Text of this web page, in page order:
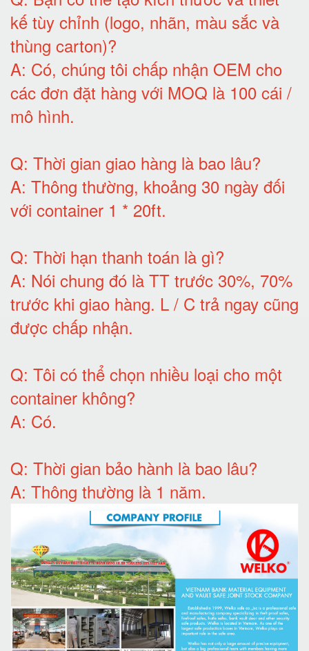
kế tùy chỉnh (logo, nhãn, màu sắc và
thùng carton)?
A: Có, chúng tôi chấp nhận OEM cho
các đơn đặt hàng với MOQ là 100 cái /
mô hình.
Q: Thời gian giao hàng là bao lâu?
A: Thông thường, khoảng 30 ngày đối
với container 1 * 20ft.
Q: Thời hạn thanh toán là gì?
A: Nói chung đó là TT trước 30%, 70%
trước khi giao hàng. L / C trả ngay cũng
được chấp nhận.
Q: Tôi có thể chọn nhiều loại cho một
container không?
A: Có.
Q: Thời gian bảo hành là bao lâu?
A: Thông thường là 1 năm.